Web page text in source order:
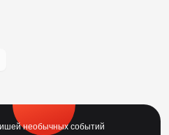
необычных событий